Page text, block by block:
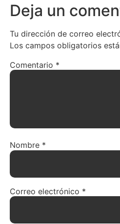
Deja un
Tu dirección de correo
Los campos obligatorios
Comentario *
Nombre *
Correo electrónico *